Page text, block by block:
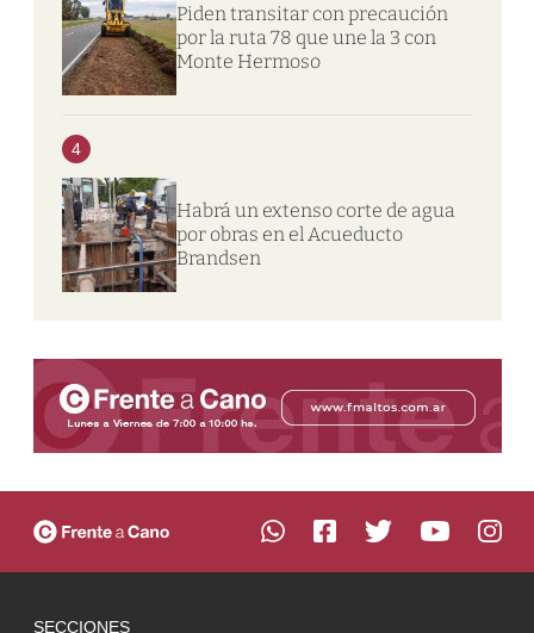
Piden transitar con precaución
por la ruta 78 que une la 3 con
Monte Hermoso
4
Habrá un extenso corte de agua
por obras en el Acueducto
Brandsen
SECCIONES